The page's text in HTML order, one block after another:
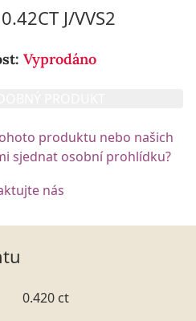
J/VVS2
Vyprodáno
produktu nebo našich
sjednat osobní prohlídku?
nás
0.420 ct